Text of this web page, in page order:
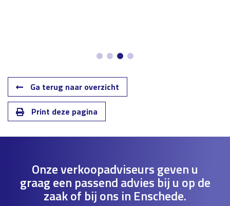
Ga terug naar overzicht
Print deze pagina
Onze verkoopadviseurs geven u
graag een passend advies bij u op de
zaak of bij ons in Enschede.